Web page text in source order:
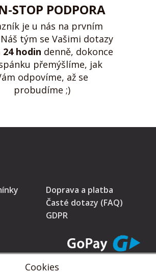
Cookies
STOP PODPORA
je u nás na prvním
tým se Vašimi dotazy
24 hodin denně, dokonce
přemýšlíme, jak
odpovíme, až se
probudíme ;)
Doprava a platba
Časté dotazy (FAQ)
GDPR